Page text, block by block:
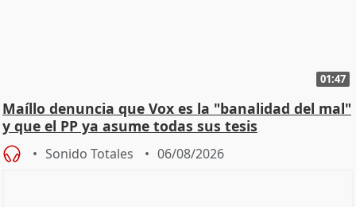
01:47
Maíllo denuncia que Vox es la "banalidad del mal"
y que el PP ya asume todas sus tesis
Sonido Totales 06/08/2026